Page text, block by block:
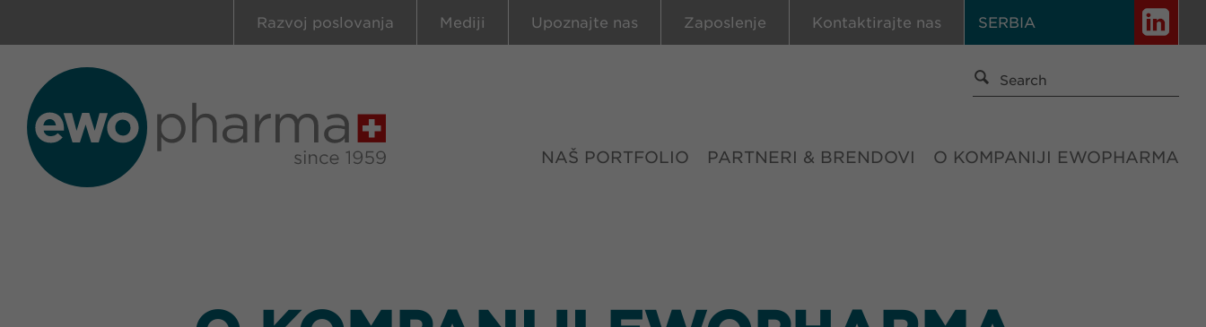
SERBIA
Razvoj poslovanja Mediji Upoznajte nas Zaposlenje Kontaktirajte nas
NAŠ PORTFOLIO PARTNERI & BRENDOVI O KOMPANIJI EWOPHARMA